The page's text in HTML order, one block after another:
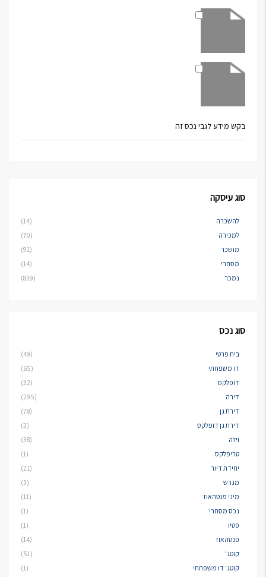
בקש מידע לגבי נכס זה
סוג עיסקה
להשכרה
(14)
למכירה
(70)
מושכר
(91)
מסחרי
(14)
נמכר
(839)
סוג נכס
בית פרטי
(49)
דו משפחתי
(65)
דופלקס
(32)
דירה
(295)
דירת גן
(78)
דירת גן דופלקס
(3)
וילה
(38)
טריפלקס
(1)
יחידת דיור
(21)
מגרש
(3)
מיני פנטהאוז
(11)
נכס מסחרי
(1)
פטיו
(1)
פנטהאוז
(14)
קוטג'
(51)
קוטג' דו משפחתי
(1)